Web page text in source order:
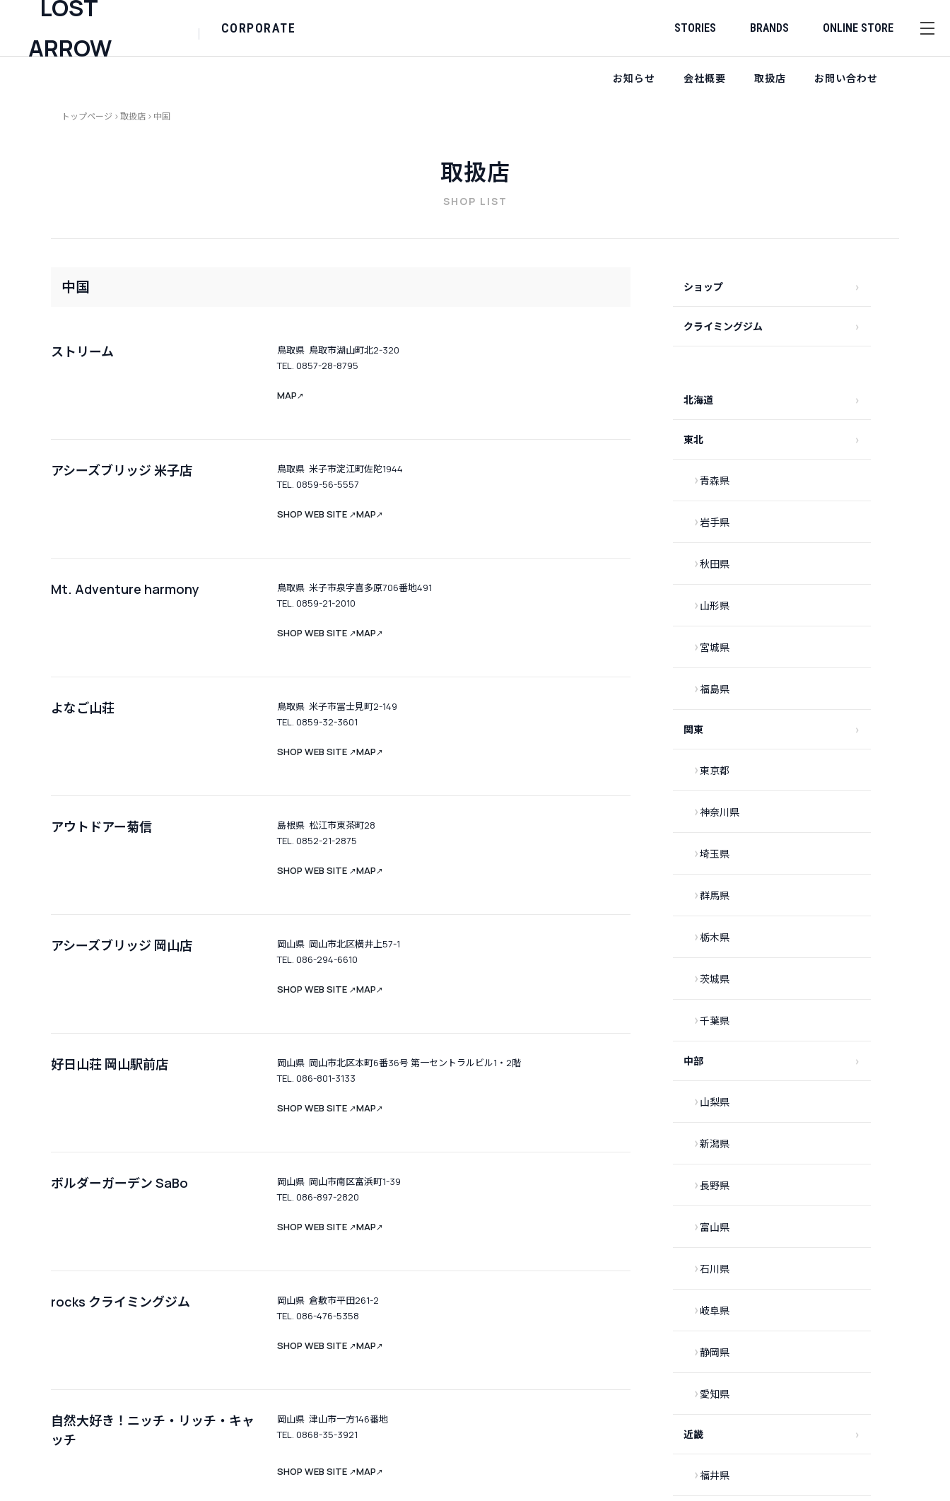
CORPORATE STORIES BRANDS ONLINE STORE
お知らせ 会社概要 取扱店 お問い合わせ
トップページ >取扱店 > 中国
取扱店
SHOP LIST
中国
ストリーム
鳥取県 鳥取市湖山町北2-320
TEL. 0857-28-8795
MAP↗
アシーズブリッジ 米子店
鳥取県 米子市淀江町佐陀1944
TEL. 0859-56-5557
SHOP WEB SITE ↗MAP↗
Mt. Adventure harmony
鳥取県 米子市泉字喜多原706番地491
TEL. 0859-21-2010
SHOP WEB SITE ↗MAP↗
よなご山荘
鳥取県 米子市冨士見町2-149
TEL. 0859-32-3601
SHOP WEB SITE ↗MAP↗
アウトドアー菊信
島根県 松江市東茶町28
TEL. 0852-21-2875
SHOP WEB SITE ↗MAP↗
アシーズブリッジ 岡山店
岡山県 岡山市北区横井上57-1
TEL. 086-294-6610
SHOP WEB SITE ↗MAP↗
好日山荘 岡山駅前店
岡山県 岡山市北区本町6番36号 第一セントラルビル1・2階
TEL. 086-801-3133
SHOP WEB SITE ↗MAP↗
ボルダーガーデン SaBo
岡山県 岡山市南区富浜町1-39
TEL. 086-897-2820
SHOP WEB SITE ↗MAP↗
rocks クライミングジム
岡山県 倉敷市平田261-2
TEL. 086-476-5358
SHOP WEB SITE ↗MAP↗
自然大好き！ニッチ・リッチ・キャ
ッチ
岡山県 津山市一方146番地
TEL. 0868-35-3921
SHOP WEB SITE ↗MAP↗
ショップ
クライミングジム
北海道
東北
青森県
岩手県
秋田県
山形県
宮城県
福島県
関東
東京都
神奈川県
埼玉県
群馬県
栃木県
茨城県
千葉県
中部
山梨県
新潟県
長野県
富山県
石川県
岐阜県
静岡県
愛知県
近畿
福井県